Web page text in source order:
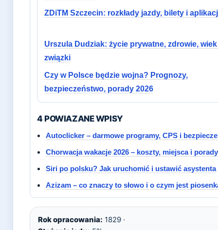
ZDiTM Szczecin: rozkłady jazdy, bilety i
Urszula Dudziak: życie prywatne, zdrowie,
związki
Czy w Polsce będzie wojna? Prognozy,
bezpieczeństwo, porady 2026
4 POWIAZANE WPISY
Autoclicker – darmowe programy, CPS i
Chorwacja wakacje 2026 – koszty, miejsca i
Siri po polsku? Jak uruchomić i ustawić asystenta
Azizam – co znaczy to słowo i o czym jest
Rok opracowania: 1829 ·